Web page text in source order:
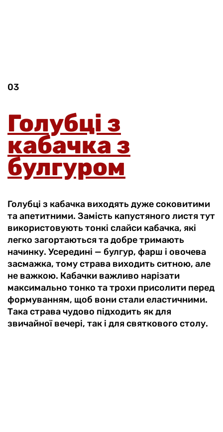
03
Голубці з
кабачка з
булгуром
Голубці з кабачка виходять дуже соковитими
та апетитними. Замість капустяного листя тут
використовують тонкі слайси кабачка, які
легко загортаються та добре тримають
начинку. Усередині — булгур, фарш і овочева
засмажка, тому страва виходить ситною, але
не важкою. Кабачки важливо нарізати
максимально тонко та трохи присолити перед
формуванням, щоб вони стали еластичними.
Така страва чудово підходить як для
звичайної вечері, так і для святкового столу.